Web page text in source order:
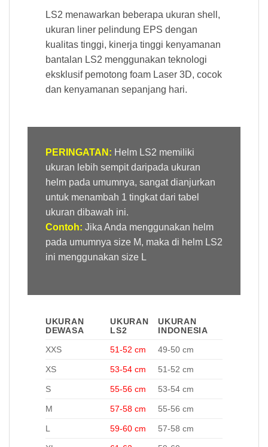
LS2 menawarkan beberapa ukuran shell,
ukuran liner pelindung EPS dengan
kualitas tinggi, kinerja tinggi kenyamanan
bantalan LS2 menggunakan teknologi
eksklusif pemotong foam Laser 3D, cocok
dan kenyamanan sepanjang hari.
PERINGATAN: Helm LS2 memiliki
ukuran lebih sempit daripada ukuran
helm pada umumnya, sangat dianjurkan
untuk menambah 1 tingkat dari tabel
ukuran dibawah ini.
Contoh: Jika Anda menggunakan helm
pada umumnya size M, maka di helm LS2
ini menggunakan size L
UKURAN
DEWASA
UKURAN
LS2
UKURAN
INDONESIA
XXS
51-52 cm 49-50 cm
XS 53-54 cm 51-52 cm
S 55-56 cm 53-54 cm
M 57-58 cm 55-56 cm
L 59-60 cm 57-58 cm